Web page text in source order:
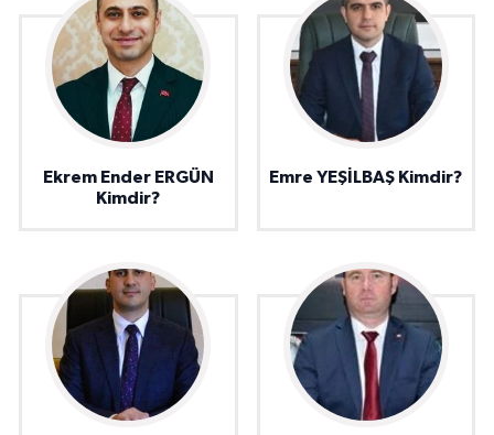
Ekrem Ender ERGÜN
Kimdir?
Emre YEŞİLBAŞ Kimdir?